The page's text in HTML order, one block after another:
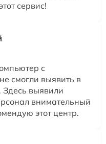
сервис!
с
смогли выявить в
Здесь выявили
внимательный
этот центр.